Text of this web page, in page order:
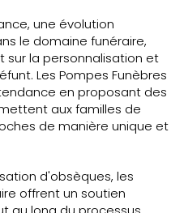
une évolution
le domaine funéraire,
la personnalisation et
Les Pompes Funèbres
en proposant des
aux familles de
de manière unique et
d'obsèques, les
offrent un soutien